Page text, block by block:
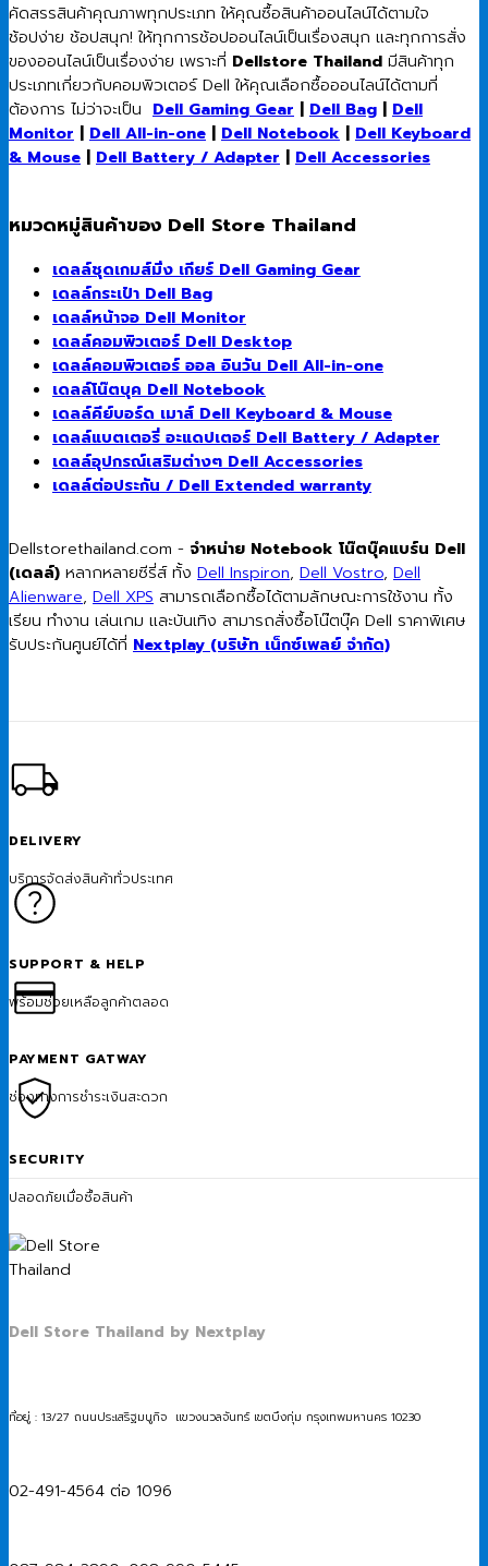
คัดสรรสินค้าคุณภาพทุกประเภท ให้คุณซื้อสินค้าออนไลน์ได้ตามใจ
ช้อปง่าย ช้อปสนุก! ให้ทุกการช้อปออนไลน์เป็นเรื่องสนุก และทุกการสั่ง
ของออนไลน์เป็นเรื่องง่าย เพราะที่ Dellstore Thailand มีสินค้าทุก
ประเภทเกี่ยวกับคอมพิวเตอร์ Dell ให้คุณเลือกซื้อออนไลน์ได้ตามที่
ต้องการ ไม่ว่าจะเป็น Dell Gaming Gear | Dell Bag | Dell
Monitor | Dell All-in-one | Dell Notebook | Dell Keyboard
& Mouse | Dell Battery / Adapter | Dell Accessories
หมวดหมู่สินค้าของ Dell Store Thailand
เดลล์ชุดเกมส์มิ่ง เกียร์ Dell Gaming Gear
เดลล์กระเป๋า Dell Bag
เดลล์หน้าจอ Dell Monitor
เดลล์คอมพิวเตอร์ Dell Desktop
เดลล์คอมพิวเตอร์ ออล อินวัน Dell All-in-one
เดลล์โน๊ตบุค Dell Notebook
เดลล์คีย์บอร์ด เมาส์ Dell Keyboard & Mouse
เดลล์แบตเตอรี่ อะแดปเตอร์ Dell Battery / Adapter
เดลล์อุปกรณ์เสริมต่างๆ Dell Accessories
เดลล์ต่อประกัน / Dell Extended warranty
Dellstorethailand.com - จำหน่าย Notebook โน๊ตบุ๊คแบร์น Dell
(เดลล์) หลากหลายซีรี่ส์ ทั้ง Dell Inspiron, Dell Vostro, Dell
Alienware, Dell XPS สามารถเลือกซื้อได้ตามลักษณะการใช้งาน ทั้ง
เรียน ทำงาน เล่นเกม และบันเทิง สามารถสั่งซื้อโน๊ตบุ๊ค Dell ราคาพิเศษ
รับประกันศูนย์ได้ที่ Nextplay (บริษัท เน็กซ์เพลย์ จำกัด)
DELIVERY
บริการจัดส่งสินค้าทั่วประเทศ
SUPPORT & HELP
พร้อมช่วยเหลือลูกค้าตลอด
PAYMENT GATWAY
ช่องทางการชำระเงินสะดวก
SECURITY
ปลอดภัยเมื่อซื้อสินค้า
Dell Store Thailand by Nextplay
ที่อยู่ : 13/27 ถนนประเสริฐมนูกิจ แขวงนวลจันทร์ เขตบึงกุ่ม กรุงเทพมหานคร 10230
02-491-4564 ต่อ 1096